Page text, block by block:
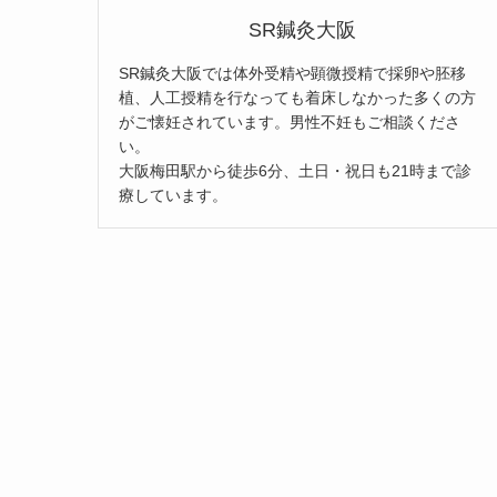
SR鍼灸大阪
SR鍼灸大阪では体外受精や顕微授精で採卵や胚移
植、人工授精を行なっても着床しなかった多くの方
がご懐妊されています。男性不妊もご相談くださ
い。
大阪梅田駅から徒歩6分、土日・祝日も21時まで診
療しています。